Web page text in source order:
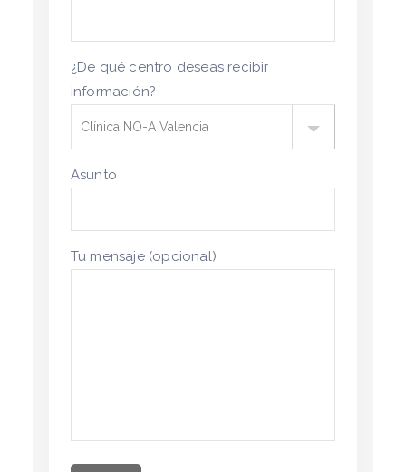
¿De qué centro deseas recibir
información?
Asunto
Tu mensaje (opcional)